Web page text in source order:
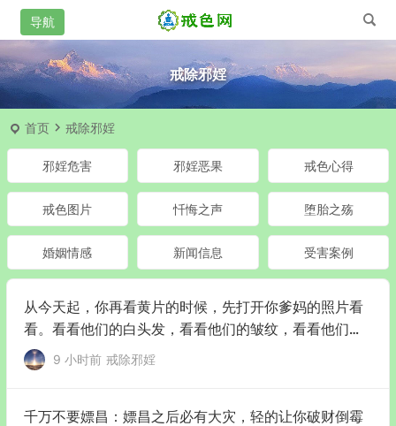
戒除邪婬
首页 戒除邪婬
邪婬危害 邪婬恶果 戒色心得
戒色图片 忏悔之声 堕胎之殇
婚姻情感 新闻信息 受害案例
从今天起，你再看黄片的时候，先打开你爹妈的照片看
看。看看他们的白头发，看看他们的皱纹，看看他们那
双盼着你出息的眼睛！
9 小时前 戒除邪婬
千万不要嫖昌：嫖昌之后必有大灾，轻的让你破财倒霉